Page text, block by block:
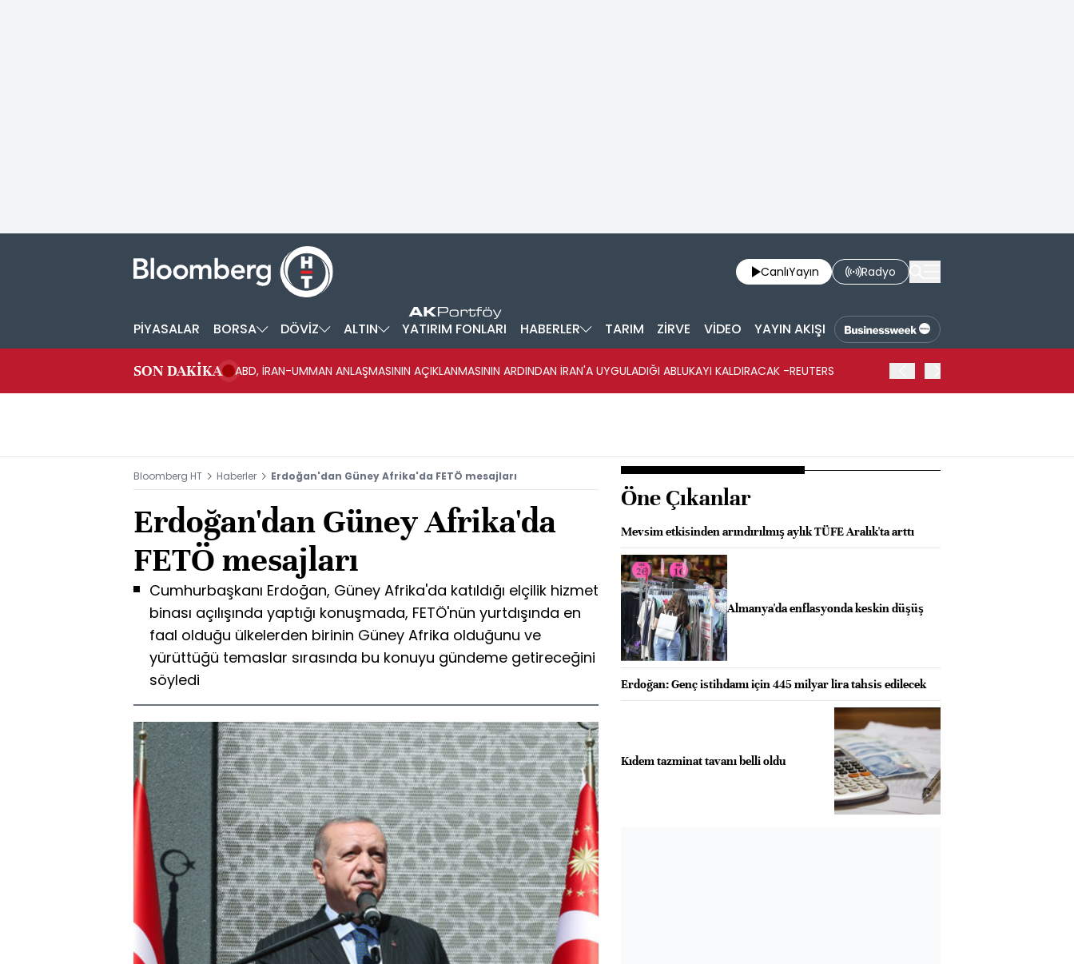
CanlıYayın Radyo
PİYASALAR BORSA DÖVİZ ALTIN YATIRIM FONLARI HABERLER TARIM ZİRVE VİDEO YAYIN AKIŞI
SON DAKİKA ABD, İRAN-UMMAN ANLAŞMASININ AÇIKLANMASININ ARDINDAN İRAN'A UYGULADIĞI ABLUKAYI KALDIRACAK -REUTERS
Bloomberg HT Haberler Erdoğan'dan Güney Afrika'da FETÖ mesajları
Erdoğan'dan Güney Afrika'da
FETÖ mesajları
Cumhurbaşkanı Erdoğan, Güney Afrika'da katıldığı elçilik hizmet
binası açılışında yaptığı konuşmada, FETÖ'nün yurtdışında en
faal olduğu ülkelerden birinin Güney Afrika olduğunu ve
yürüttüğü temaslar sırasında bu konuyu gündeme getireceğini
söyledi
Öne Çıkanlar
Mevsim etkisinden arındırılmış aylık TÜFE Aralık'ta arttı
Almanya'da enflasyonda keskin düşüş
Erdoğan: Genç istihdamı için 445 milyar lira tahsis edilecek
Kıdem tazminat tavanı belli oldu